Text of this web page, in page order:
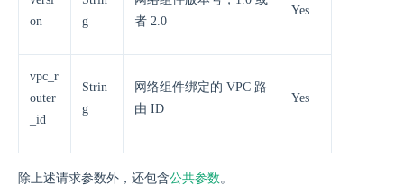
on
g
者 2.0
Yes
vpc_r
outer
_id
Strin
g
网络组件绑定的 VPC 路
由 ID
Yes
除上述请求参数外，还包含公共参数。